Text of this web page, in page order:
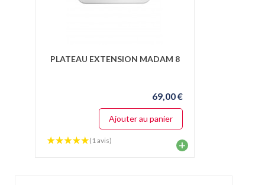
PLATEAU EXTENSION MADAM 8
69,00 €
Ajouter au panier
(1 avis) +